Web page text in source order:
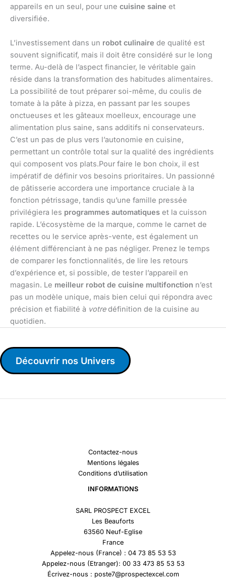
appareils en un seul, pour une cuisine saine et
diversifiée.
L’investissement dans un robot culinaire de qualité est
souvent significatif, mais il doit être considéré sur le long
terme. Au-delà de l’aspect financier, le véritable gain
réside dans la transformation des habitudes alimentaires.
La possibilité de tout préparer soi-même, du coulis de
tomate à la pâte à pizza, en passant par les soupes
onctueuses et les gâteaux moelleux, encourage une
alimentation plus saine, sans additifs ni conservateurs.
C’est un pas de plus vers l’autonomie en cuisine,
permettant un contrôle total sur la qualité des ingrédients
qui composent vos plats.Pour faire le bon choix, il est
impératif de définir vos besoins prioritaires. Un passionné
de pâtisserie accordera une importance cruciale à la
fonction pétrissage, tandis qu’une famille pressée
privilégiera les programmes automatiques et la cuisson
rapide. L’écosystème de la marque, comme le carnet de
recettes ou le service après-vente, est également un
élément différenciant à ne pas négliger. Prenez le temps
de comparer les fonctionnalités, de lire les retours
d’expérience et, si possible, de tester l’appareil en
magasin. Le meilleur robot de cuisine multifonction n’est
pas un modèle unique, mais bien celui qui répondra avec
précision et fiabilité à votredéfinition de la cuisine au
quotidien.
Découvrir nos Univers
Contactez-nous
Mentions légales
Conditions d’utilisation
INFORMATIONS
SARL PROSPECT EXCEL
Les Beauforts
63560 Neuf-Eglise
France
Appelez-nous (France) : 04 73 85 53 53
Appelez-nous (Etranger): 00 33 473 85 53 53
Écrivez-nous : poste7@prospectexcel.com